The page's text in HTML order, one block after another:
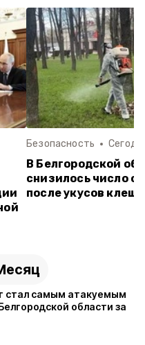
Безопасность
В Белгородской
снизилось число
после укусов
стал самым атакуемым
области за